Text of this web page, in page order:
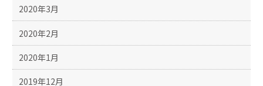
2020年3月
2020年2月
2020年1月
2019年12月